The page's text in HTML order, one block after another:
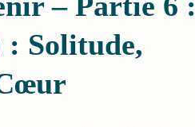
Solitude,